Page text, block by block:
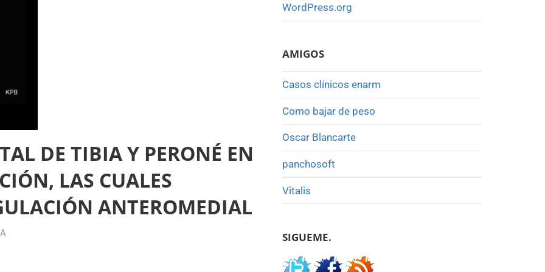
DE TIBIA Y PERONÉ EN
LAS CUALES
ANTEROMEDIAL
WordPress.org
AMIGOS
Casos clínicos enarm
Como bajar de peso
Oscar Blancarte
panchosoft
Vitalis
SIGUEME.